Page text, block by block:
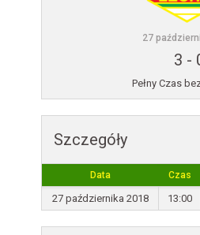
27
3 -
Pełny Czas
Szczegóły
Data Czas
27 października 2018 13:00